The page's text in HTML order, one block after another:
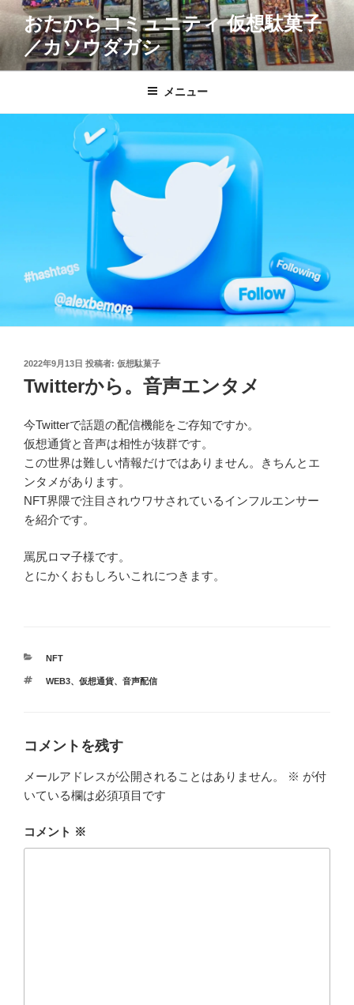
ン
テ
おたからコミュニティ 仮想駄菓子
／カソウダガシ
メニュー
投
稿
日:
2022年9月13日 投稿者: 仮想駄菓子
Twitterから。音声エンタメ
今Twitterで話題の配信機能をご存知ですか。
仮想通貨と音声は相性が抜群です。
この世界は難しい情報だけではありません。きちんとエ
ンタメがあります。
NFT界隈で注目されウワサされているインフルエンサー
を紹介です。
罵尻ロマ子様です。
とにかくおもしろいこれにつきます。
カ
ゴ
NFT
タ
WEB3、 仮想通貨、 音声配信
コメントを残す
メールアドレスが公開されることはありません。 ※ が付
いている欄は必須項目です
コメント ※